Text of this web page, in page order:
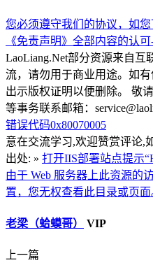
您必须遵守我们的协议，如
《免责声明》全部内容的认可
LaoLiang.Net部分资源来自
流，请勿用于商业用途。如
出示版权证明以便删除。 敬
等事务联系邮箱：
错误代码0x80070005
意在交流学习,欢迎赞赏评论,
出处: » 打开IIS部署站点提示
由于 Web 服务器上此资源的
置，您无权查看此目录或页面
老梁（蛤蟆哥） VIP
上一篇